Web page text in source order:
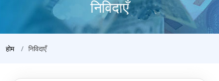
निविदाएँ
होम निविदाएँ